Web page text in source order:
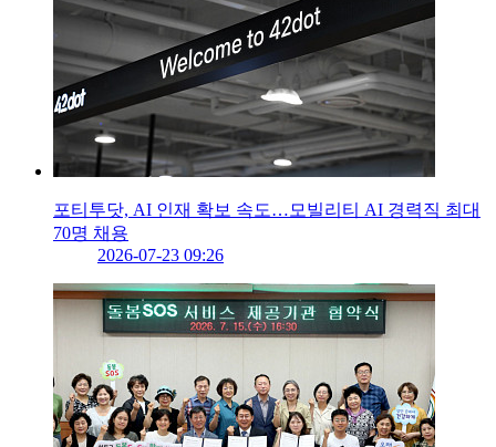
포티투닷, AI 인재 확보 속도…모빌리티 AI 경력직 최대
70명 채용
2026-07-23 09:26